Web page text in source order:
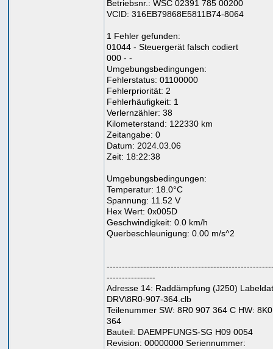
Betriebsnr.: WSC 02391 785 00200
VCID: 316EB79868E5811B74-8064
1 Fehler gefunden:
01044 - Steuergerät falsch codiert
000 - -
Umgebungsbedingungen:
Fehlerstatus: 01100000
Fehlerpriorität: 2
Fehlerhäufigkeit: 1
Verlernzähler: 38
Kilometerstand: 122330 km
Zeitangabe: 0
Datum: 2024.03.06
Zeit: 18:22:38
Umgebungsbedingungen:
Temperatur: 18.0°C
Spannung: 11.52 V
Hex Wert: 0x005D
Geschwindigkeit: 0.0 km/h
Querbeschleunigung: 0.00 m/s^2
----------------
Adresse 14: Raddämpfung (J250)
DRV\8R0-907-364.clb
Teilenummer SW: 8R0 907 364 C HW:
364
Bauteil: DAEMPFUNGS-SG H09 0054
Revision: 00000000 Seriennummer: